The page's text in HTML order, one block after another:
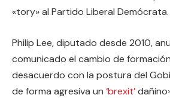
«tory» al Partido Liberal Demócrata.
Philip Lee, diputado desde 2010,
comunicado el cambio de
desacuerdo con la postura del
de forma agresiva un ‘brexit’